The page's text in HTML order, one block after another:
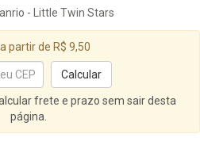
- Little Twin Stars
a partir de R$ 9,50
frete e prazo sem sair desta
página.